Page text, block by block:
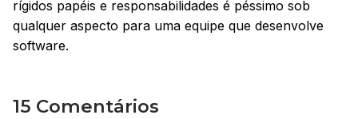
rígidos papéis e responsabilidades é péssimo sob
qualquer aspecto para uma equipe que desenvolve
software.
15 Comentários